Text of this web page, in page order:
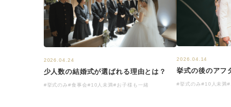
2026.04.24
少人数の結婚式が選ばれる理由とは？
#挙式のみ#食事会#10人未満#お子様も一緒
2026.04.14
挙式の後のアフ
#挙式のみ#10人未満